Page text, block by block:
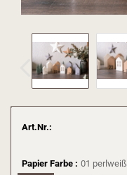
Art.Nr.:
Papier Farbe : 01 perlweiß